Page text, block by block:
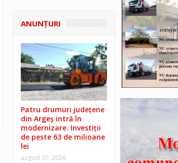
ANUNŢURI
Patru drumuri județene
din Argeș intră în
modernizare. Investiții
de peste 63 de milioane
lei
august 07, 2026